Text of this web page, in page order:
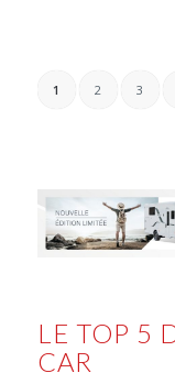
1 2 3
LE TOP 5
CAR